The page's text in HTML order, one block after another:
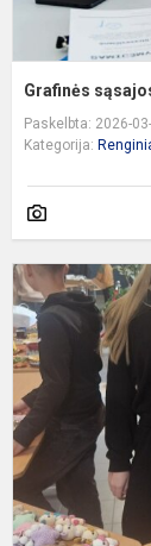
Grafinės
Paskelbta: 2026-
Kategorija: